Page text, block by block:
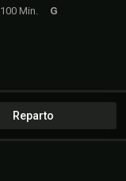
100 Min.
G
Reparto